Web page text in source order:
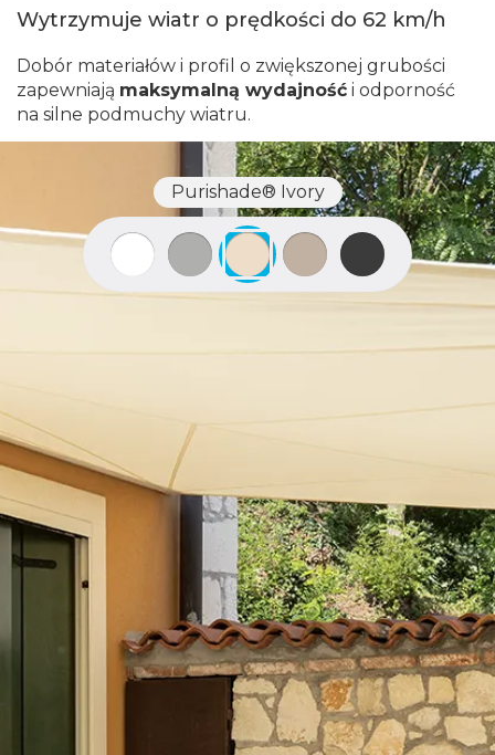
Wytrzymuje wiatr o prędkości do 62 km/h
Dobór materiałów i profil o zwiększonej grubości
zapewniają maksymalną wydajność i odporność
na silne podmuchy wiatru.
Purishade® Ivory